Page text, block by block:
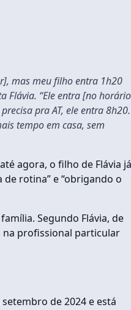
mas meu filho entra 1h20
Flávia. “Ele entra [no horário
pra AT, ele entra 8h20.
tempo em casa, sem
agora, o filho de Flávia já
rotina” e “obrigando o
Segundo Flávia, de
na profissional particular
de 2024 e está